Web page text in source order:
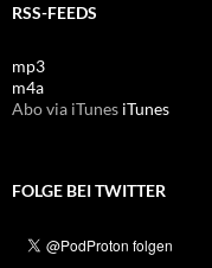
RSS-FEEDS
mp3
m4a
Abo via iTunes iTunes
FOLGE BEI TWITTER